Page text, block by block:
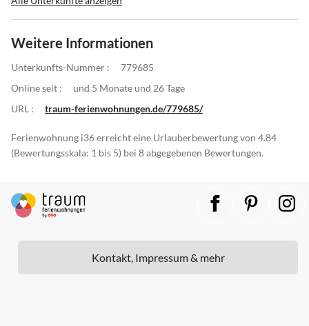
Weitere Informationen
Unterkunfts-Nummer :
779685
Online seit :
und 5 Monate und 26 Tage
URL :
traum-ferienwohnungen.de/779685/
Ferienwohnung i36 erreicht eine Urlauberbewertung von 4.84
(Bewertungsskala: 1 bis 5) bei 8 abgegebenen Bewertungen.
Kontakt, Impressum & mehr